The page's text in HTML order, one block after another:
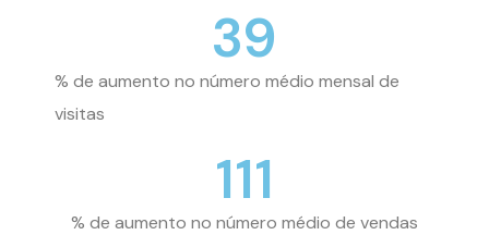
% de aumento no número médio mensal de
visitas
39
% de aumento no número médio de vendas
111